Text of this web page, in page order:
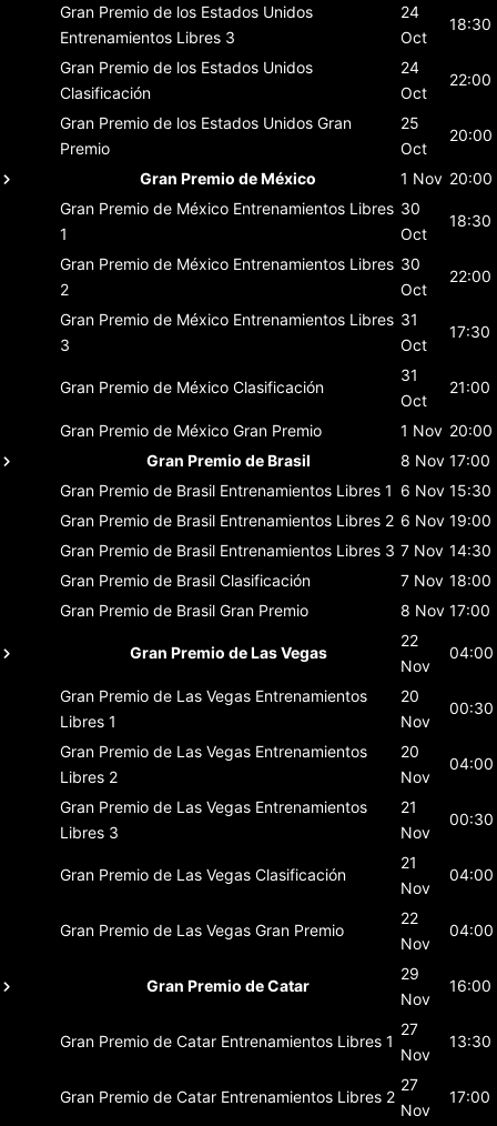
Gran Premio de los Estados Unidos
Entrenamientos Libres 3
24
Oct
18:30
Gran Premio de los Estados Unidos
Clasificación
24
Oct
22:00
Gran Premio de los Estados Unidos Gran
Premio
25
Oct
20:00
Gran Premio de México 1 Nov 20:00
Gran Premio de México Entrenamientos Libres
1
30
Oct
18:30
Gran Premio de México Entrenamientos Libres
2
30
Oct
22:00
Gran Premio de México Entrenamientos Libres
3
31
Oct
17:30
Gran Premio de México Clasificación
31
Oct
21:00
Gran Premio de México Gran Premio 1 Nov 20:00
Gran Premio de Brasil
8 Nov 17:00
Gran Premio de Brasil Entrenamientos Libres 1 6 Nov 15:30
Gran Premio de Brasil Entrenamientos Libres 2 6 Nov 19:00
Gran Premio de Brasil Entrenamientos Libres 3 7 Nov 14:30
Gran Premio de Brasil Clasificación 7 Nov 18:00
Gran Premio de Brasil Gran Premio 8 Nov 17:00
Gran Premio de Las Vegas
22
Nov
04:00
Gran Premio de Las Vegas Entrenamientos
Libres 1
20
Nov
00:30
Gran Premio de Las Vegas Entrenamientos
Libres 2
20
Nov
04:00
Gran Premio de Las Vegas Entrenamientos
Libres 3
21
Nov
00:30
Gran Premio de Las Vegas Clasificación
21
Nov
04:00
Gran Premio de Las Vegas Gran Premio
22
Nov
04:00
Gran Premio de Catar
29
Nov
16:00
Gran Premio de Catar Entrenamientos Libres 1
27
Nov
13:30
Gran Premio de Catar Entrenamientos Libres 2
27
Nov
17:00